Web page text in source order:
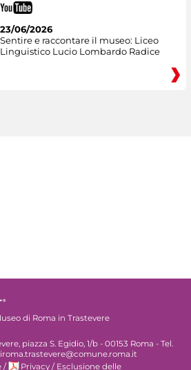
23/06/2026
Sentire e raccontare il museo: Liceo
Linguistico Lucio Lombardo Radice
di Roma in Trastevere
piazza S. Egidio, 1/b - 00153 Roma - Tel.
/ Privacy / Esclusione delle